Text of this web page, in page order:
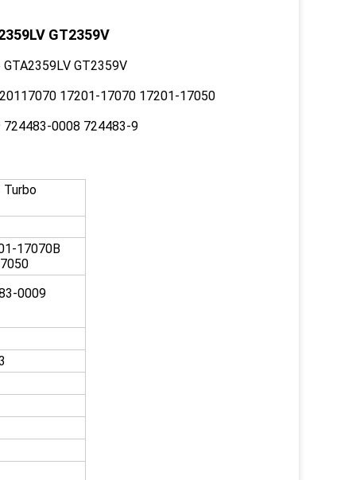
GT2359V
GT2359V
17201-17070 17201-17050
0008 724483-9
Turbo
17070B
0009